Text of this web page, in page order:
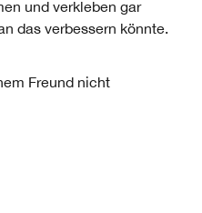
und verkleben gar
das verbessern könnte.
Freund nicht